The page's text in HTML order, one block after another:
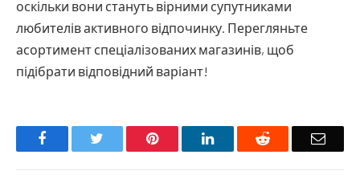
оскільки вони стануть вірними супутниками
любителів активного відпочинку. Перегляньте
асортимент спеціалізованих магазинів, щоб
підібрати відповідний варіант!
Facebook Pinterest LinkedIn Reddit Email